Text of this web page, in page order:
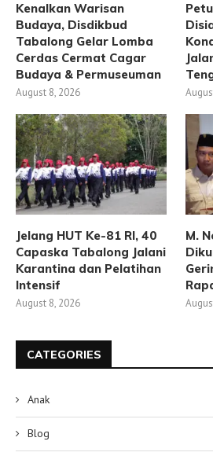
Kenalkan Warisan
Budaya, Disdikbud
Tabalong Gelar Lomba
Cerdas Cermat Cagar
Budaya & Permuseuman
August 8, 2026
Jelang HUT Ke-81 RI, 40
Capaska Tabalong Jalani
Karantina dan Pelatihan
Intensif
August 8, 2026
M.
CATEGORIES
Anak
Blog